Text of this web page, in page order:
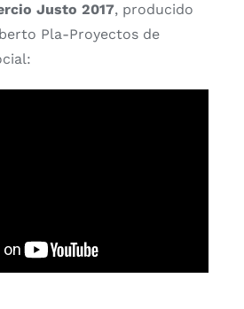
Justo 2017, producido
Pla-Proyectos de